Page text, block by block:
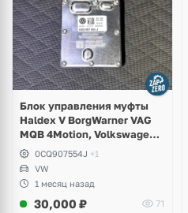
Блок управления муфты
Haldex V BorgWarner VAG
MQB 4Motion, Volkswagen
Tiguan
0CQ907554J +1
VW
1 месяц назад
30,000 ₽ 71